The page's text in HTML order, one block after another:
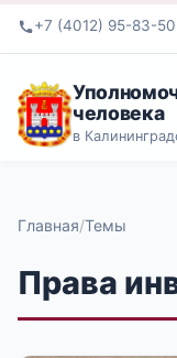
+7 (4012) 95-83-50
человека
в
Главная Темы
Права